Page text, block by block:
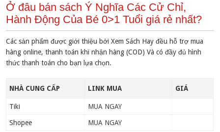
Ở đâu bán sách Ý Nghĩa Các Cử Chỉ,
Hành Động Của Bé 0>1 Tuổi giá rẻ nhất?
Các sản phẩm được giới thiệu bởi Xem Sách Hay đều hỗ trợ mua
hàng online, thanh toán khi nhận hàng (COD) Và có đầy đủ hình
thức thanh toán cho bạn lựa chọn.
NHÀ CUNG CẤP LINK MUA GIÁ
Tiki MUA NGAY
Shopee MUA NGAY